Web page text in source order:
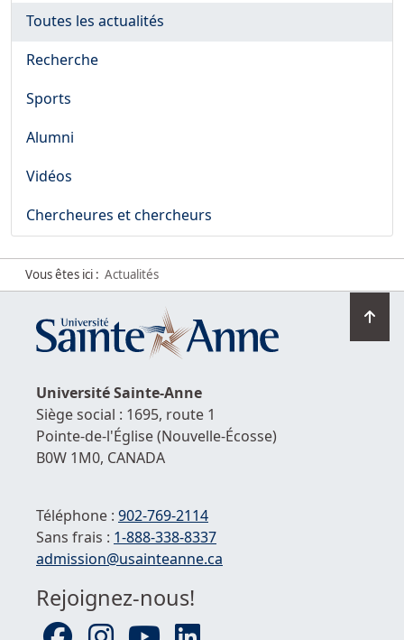
Toutes les actualités
Recherche
Sports
Alumni
Vidéos
Chercheures et chercheurs
Vous êtes ici : Actualités
en
UniversitéSainte-Anne
Siège social : 1695, route 1
Pointe-de-l'Église(Nouvelle-Écosse)
B0W 1M0, CANADA
Téléphone : 902-769-2114
Sans frais : 1-888-338-8337
Courriel :
admission@usainteanne.ca
Rejoignez-nous!